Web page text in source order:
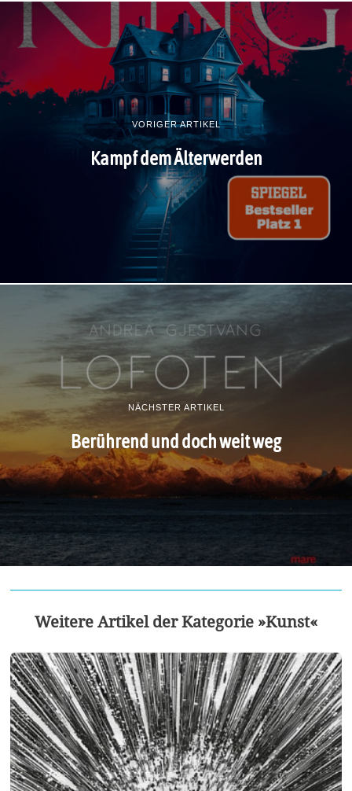
VORIGER ARTIKEL
Kampf dem Älterwerden
NÄCHSTER ARTIKEL
Berührend und doch weit weg
Weitere Artikel der Kategorie »Kunst«